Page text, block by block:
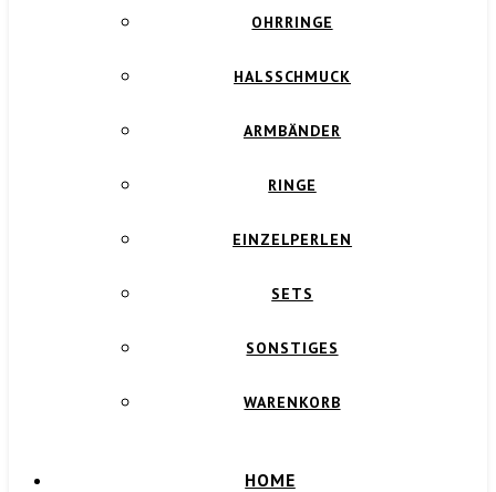
OHRRINGE
HALSSCHMUCK
ARMBÄNDER
RINGE
EINZELPERLEN
SETS
SONSTIGES
WARENKORB
HOME